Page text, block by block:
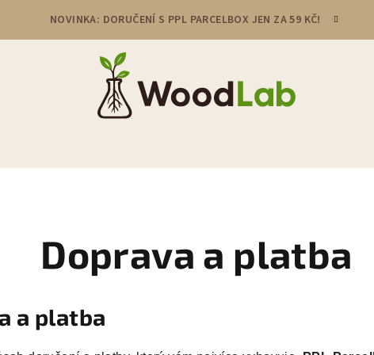
NOVINKA: DORUČENÍ S PPL PARCELBOX JEN ZA 59 KČ!
Doprava a platba
a platba